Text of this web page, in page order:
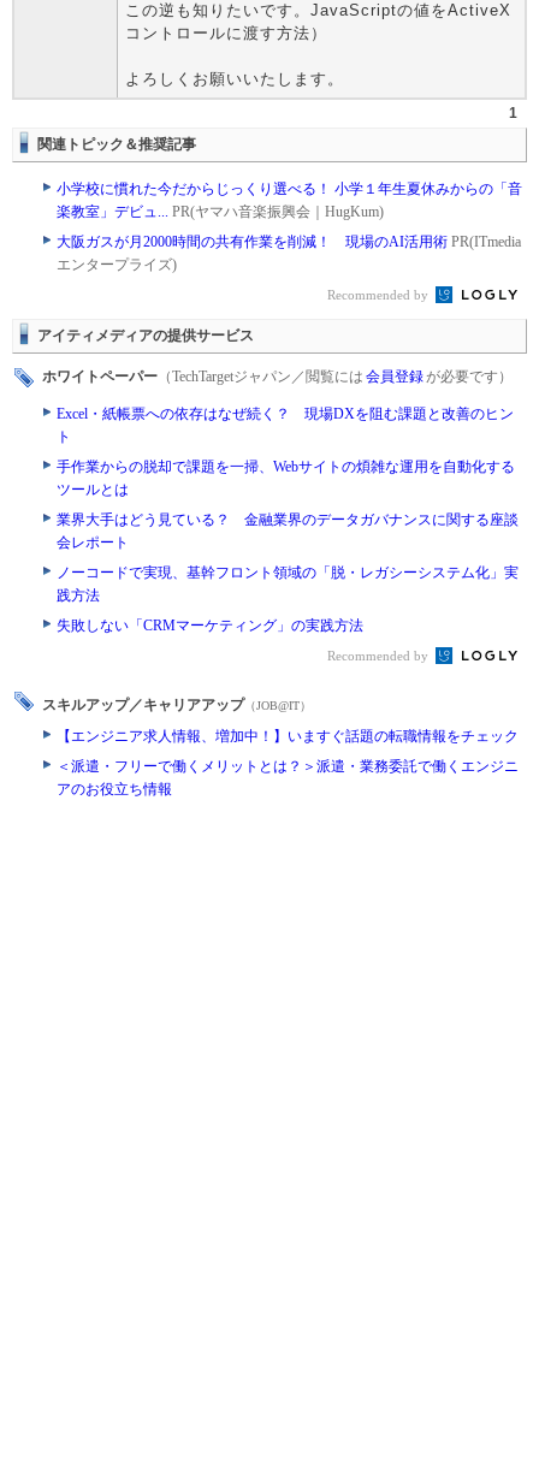
この逆も知りたいです。JavaScriptの値をActiveX
コントロールに渡す方法）
よろしくお願いいたします。
1
関連トピック＆推奨記事
小学校に慣れた今だからじっくり選べる！ 小学１年生夏休みからの「音
楽教室」デビュ... PR(ヤマハ音楽振興会｜HugKum)
大阪ガスが月2000時間の共有作業を削減！ 現場のAI活用術 PR(ITmedia
エンタープライズ)
Recommended by
アイティメディアの提供サービス
ホワイトペーパー （TechTargetジャパン／閲覧には 会員登録が必要です）
Excel・紙帳票への依存はなぜ続く？ 現場DXを阻む課題と改善のヒン
ト
手作業からの脱却で課題を一掃、Webサイトの煩雑な運用を自動化する
ツールとは
業界大手はどう見ている？ 金融業界のデータガバナンスに関する座談
会レポート
ノーコードで実現、基幹フロント領域の「脱・レガシーシステム化」実
践方法
失敗しない「CRMマーケティング」の実践方法
Recommended by
スキルアップ／キャリアアップ （JOB@IT）
【エンジニア求人情報、増加中！】いますぐ話題の転職情報をチェック
＜派遣・フリーで働くメリットとは？＞派遣・業務委託で働くエンジニ
アのお役立ち情報